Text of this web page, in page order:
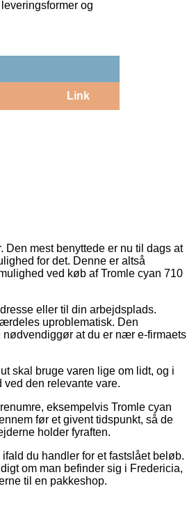
og
Link
mest benyttede er nu til dags at
for det. Denne er altså
ved køb af Tromle cyan 710
eller til din arbejdsplads.
uproblematisk. Den
at du er nær e-firmaets
skal bruge varen lige om lidt, og i
den relevante vare.
eksempelvis Tromle cyan
før et givent tidspunkt, så de
holder fyraften.
du handler for et fastslået beløb.
om man befinder sig i Fredericia,
til en pakkeshop.